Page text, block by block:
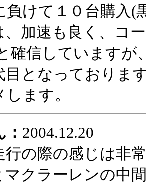
負けて１０台購入(
、加速も良く、コ
確信していますが
目となっておりま
ます。
2004.12.20
行の際の感じは
マクラーレンの中